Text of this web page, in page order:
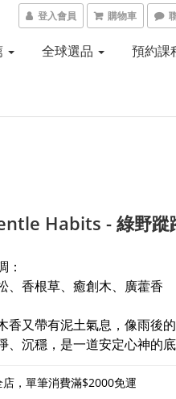
登入會員 購物車
全球選品 預約課
Habits - 綠野蹤
：
、香根草、癒創木、廣藿香
香又帶有泥土氣息，像雨後
、沉穩，是一道安定心神的底
店，單筆消費滿$2000免運